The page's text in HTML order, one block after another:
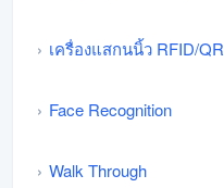
เครื่องแสกนนิ้ว RFID/QR
Face Recognition
Walk Through